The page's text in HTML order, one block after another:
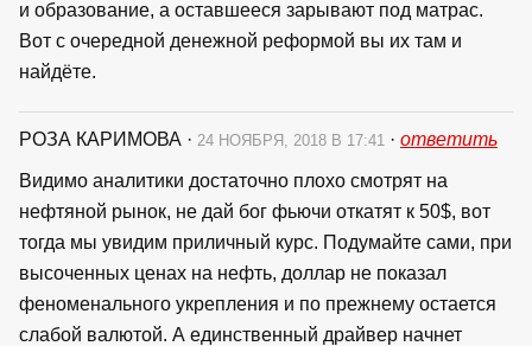
и образование, а оставшееся зарывают под матрас.
Вот с очередной денежной реформой вы их там и
найдёте.
РОЗА КАРИМОВА · 24 НОЯБРЯ, 2018 В 17:41 · ответить
Видимо аналитики достаточно плохо смотрят на
нефтяной рынок, не дай бог фьючи откатят к 50$, вот
тогда мы увидим приличный курс. Подумайте сами, при
высоченных ценах на нефть, доллар не показал
феноменального укрепления и по прежнему остается
слабой валютой. А единственный драйвер начнет